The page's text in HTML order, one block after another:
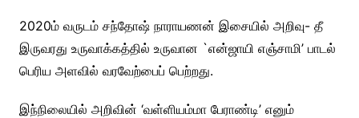
2020ம் வருடம் சந்தோஷ் நாராயணன் இசையில் அறிவு- தீ
இருவரது உருவாக்கத்தில் உருவான `என்ஜாயி எஞ்சாமி’ பாடல்
பெரிய அளவில் வரவேற்பைப் பெற்றது.
இந்நிலையில் அறிவின் ‘வள்ளியம்மா பேராண்டி’ எனும்